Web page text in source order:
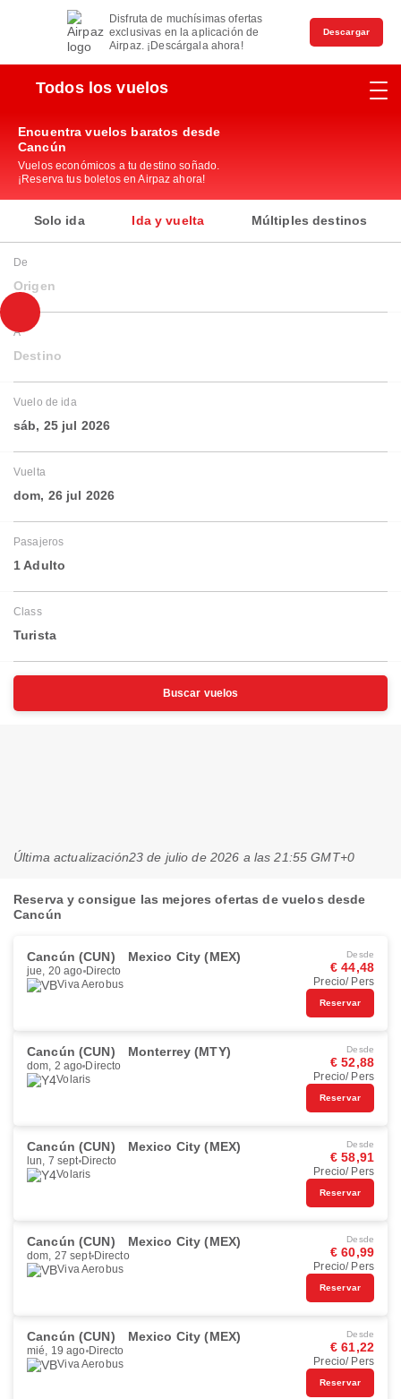
Disfruta de muchísimas ofertas
exclusivas en la aplicación de
Airpaz. ¡Descárgala ahora!
Descargar
Todos los vuelos
Encuentra vuelos baratos desde
Cancún
Vuelos económicos a tu destino soñado.
¡Reserva tus boletos en Airpaz ahora!
Solo ida Ida y vuelta Múltiples destinos
De
Origen
A
Destino
Vuelo de ida
sáb, 25 jul 2026
Vuelta
dom, 26 jul 2026
Pasajeros
1 Adulto
Class
Turista
Buscar vuelos
Última actualización23 de julio de 2026 a las 21:55 GMT+0
Reserva y consigue las mejores ofertas de vuelos desde
Cancún
Cancún (CUN) Mexico City (MEX)
jue, 20 ago Directo
Viva Aerobus
Desde
€ 44,48
Precio/ Pers
Reservar
Cancún (CUN) Monterrey (MTY)
dom, 2 ago Directo
Volaris
Desde
€ 52,88
Precio/ Pers
Reservar
Cancún (CUN) Mexico City (MEX)
lun, 7 sept Directo
Volaris
Desde
€ 58,91
Precio/ Pers
Reservar
Cancún (CUN) Mexico City (MEX)
dom, 27 sept Directo
Viva Aerobus
Desde
€ 60,99
Precio/ Pers
Reservar
Cancún (CUN) Mexico City (MEX)
mié, 19 ago Directo
Viva Aerobus
Desde
€ 61,22
Precio/ Pers
Reservar